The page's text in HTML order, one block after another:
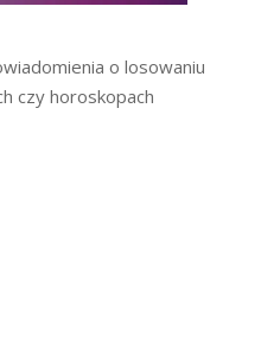
o losowaniu
czy horoskopach